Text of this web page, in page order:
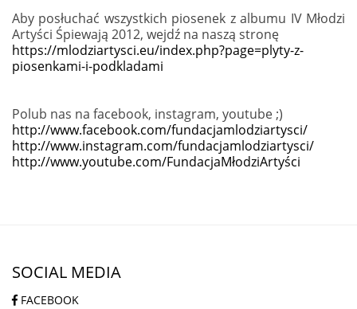
Aby posłuchać wszystkich piosenek z albumu IV Młodzi
Artyści Śpiewają 2012, wejdź na naszą stronę
https://mlodziartysci.eu/index.php?page=plyty-z-
piosenkami-i-podkladami
Polub nas na facebook, instagram, youtube ;)
http://www.facebook.com/fundacjamlodziartysci/
http://www.instagram.com/fundacjamlodziartysci/
http://www.youtube.com/FundacjaMłodziArtyści
SOCIAL MEDIA
FACEBOOK